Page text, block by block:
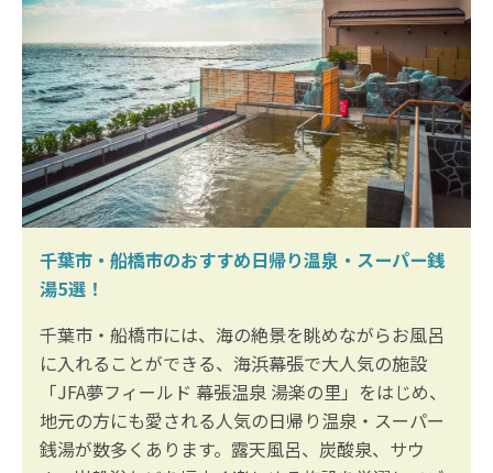
千葉市・船橋市のおすすめ日帰り温泉・スーパー銭
湯5選！
千葉市・船橋市には、海の絶景を眺めながらお風呂
に入れることができる、海浜幕張で大人気の施設
「JFA夢フィールド 幕張温泉 湯楽の里」をはじめ、
地元の方にも愛される人気の日帰り温泉・スーパー
銭湯が数多くあります。露天風呂、炭酸泉、サウ